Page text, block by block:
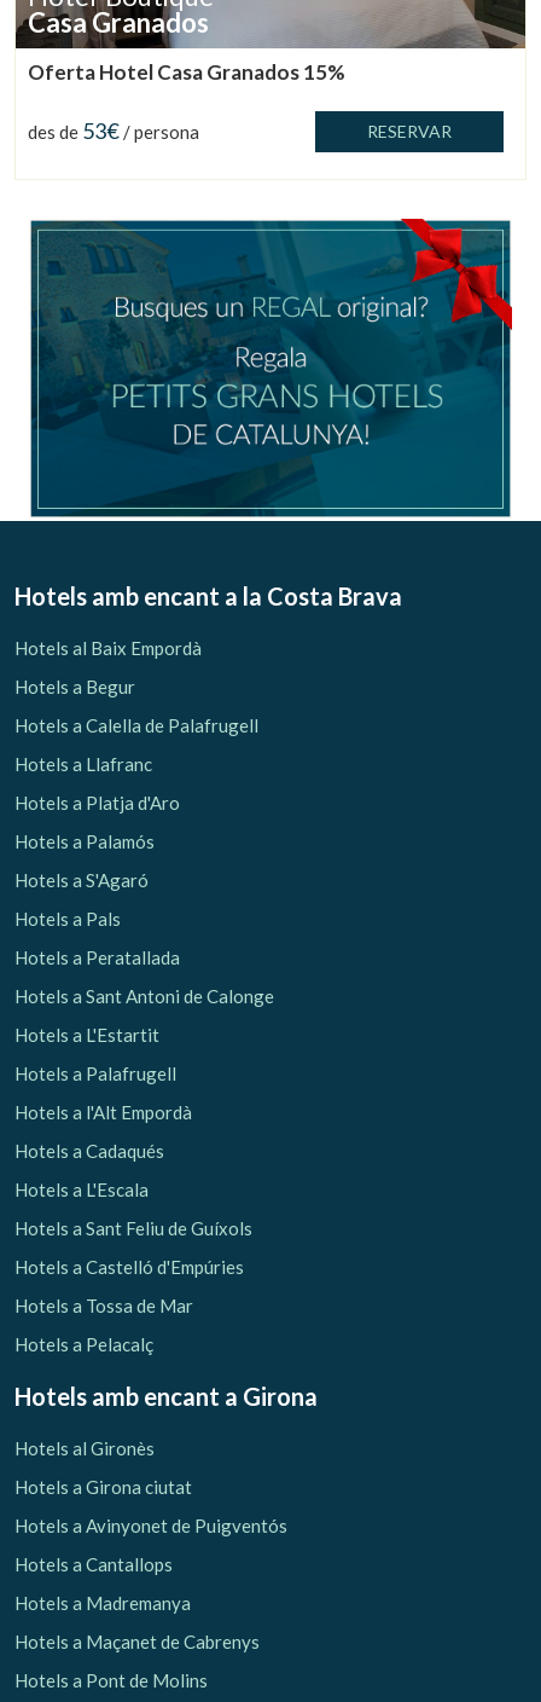
Gestionar la meva reserva
Verificar localitzador
Casa Granados
Oferta Hotel Casa Granados 15%
des de 53€/ persona RESERVAR
Hotels amb encant a la Costa Brava
Hotels al Baix Empordà
Hotels a Begur
Hotels a Calella de Palafrugell
Hotels a Llafranc
Hotels a Platja d'Aro
Hotels a Palamós
Hotels a S'Agaró
Hotels a Pals
Hotels a Peratallada
Hotels a Sant Antoni de Calonge
Hotels a L'Estartit
Hotels a Palafrugell
Hotels a l'Alt Empordà
Hotels a Cadaqués
Hotels a L'Escala
Hotels a Sant Feliu de Guíxols
Hotels a Castelló d'Empúries
Hotels a Tossa de Mar
Hotels a Pelacalç
Hotels amb encant a Girona
Hotels al Gironès
Hotels a Girona ciutat
Hotels a Avinyonet de Puigventós
Hotels a Cantallops
Hotels a Madremanya
Hotels a Maçanet de Cabrenys
Hotels a Pont de Molins